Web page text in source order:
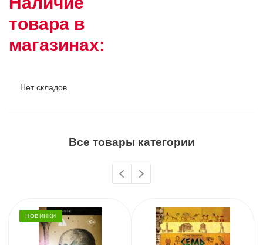
товара в
магазинах:
Нет складов
Все товары категории
НОВИНКИ